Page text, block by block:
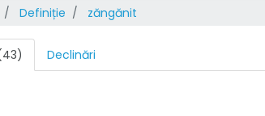
Definiție zăngănit
Declinări